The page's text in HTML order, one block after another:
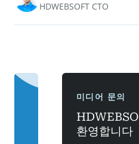
HDWEBSOFT CTO
미디어 문의
환영합니다